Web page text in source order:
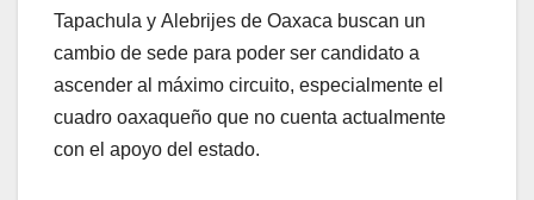
Tapachula y Alebrijes de Oaxaca buscan un
cambio de sede para poder ser candidato a
ascender al máximo circuito, especialmente el
cuadro oaxaqueño que no cuenta actualmente
con el apoyo del estado.